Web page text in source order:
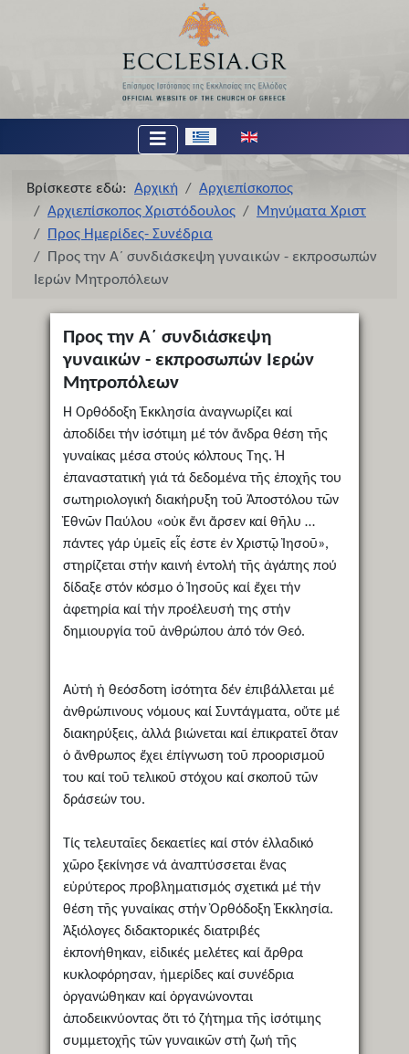
Επιλέξτε τη γλώσσα σας
Βρίσκεστε εδώ: Αρχική
Αρχιεπίσκοπος
Αρχιεπίσκοπος Χριστόδουλος
Μηνύματα Χριστ
Προς Ημερίδες- Συνέδρια
Προς την Α´ συνδιάσκεψη γυναικών - εκπροσωπών
Ιερών Μητροπόλεων
Προς την Α´ συνδιάσκεψη
γυναικών - εκπροσωπών Ιερών
Μητροπόλεων
Ἠ Ὀρθόδοξη Ἐκκλησία ἀναγνωρίζει καί
ἀποδίδει τήν ἰσότιμη μέ τόν ἄνδρα θέση τῆς
γυναίκας μέσα στούς κόλπους Της. Ἡ
ἐπαναστατική γιά τά δεδομένα τῆς ἐποχῆς του
σωτηριολογική διακήρυξη τοῦ Ἀποστόλου τῶν
Ἐθνῶν Παύλου «οὐκ ἔνι ἄρσεν καί θῆλυ …
πάντες γάρ ὑμεῖς εἷς ἐστε ἐν Χριστῷ Ἰησοῦ»,
στηρίζεται στήν καινή ἐντολή τῆς ἀγάπης πού
δίδαξε στόν κόσμο ὁ Ἰησοῦς καί ἔχει τήν
ἀφετηρία καί τήν προέλευσή της στήν
δημιουργία τοῦ ἀνθρώπου ἀπό τόν Θεό.
Αὐτή ἡ θεόσδοτη ἰσότητα δέν ἐπιβάλλεται μέ
ἀνθρώπινους νόμους καί Συντάγματα, οὔτε μέ
διακηρύξεις, ἀλλά βιώνεται καί ἐπικρατεῖ ὅταν
ὁ ἄνθρωπος ἔχει ἐπίγνωση τοῦ προορισμοῦ
του καί τοῦ τελικοῦ στόχου καί σκοποῦ τῶν
δράσεών του.
Τίς τελευταῖες δεκαετίες καί στόν ἑλλαδικό
χῶρο ξεκίνησε νά ἀναπτύσσεται ἕνας
εὐρύτερος προβληματισμός σχετικά μέ τήν
θέση τῆς γυναίκας στήν Ὀρθόδοξη Ἐκκλησία.
Ἀξιόλογες διδακτορικές διατριβές
ἐκπονήθηκαν, εἰδικές μελέτες καί ἄρθρα
κυκλοφόρησαν, ἡμερίδες καί συνέδρια
ὀργανώθηκαν καί ὀργανώνονται
ἀποδεικνύοντας ὅτι τό ζήτημα τῆς ἰσότιμης
συμμετοχῆς τῶν γυναικῶν στή ζωή τῆς